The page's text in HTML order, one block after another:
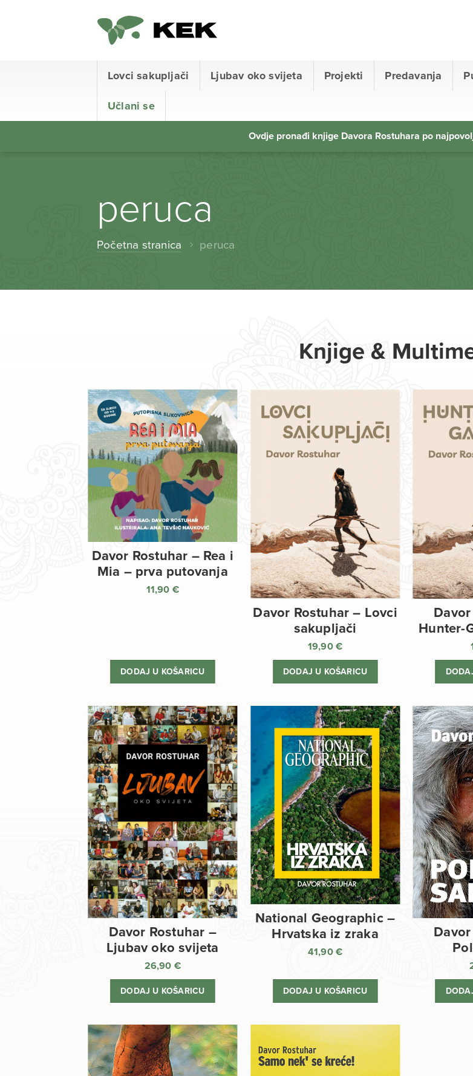
Lovci sakupljači Ljubav oko svijeta Projekti Predavanja
Učlani se
Ovdje pronađi knjige Davora Rostuhara po
peruca
Početna stranica peruca
Knjige &
Davor Rostuhar – Rea i
Mia – prva putovanja
11,90 €
DODAJ U KOŠARICU
Davor Rostuhar – Lovci
sakupljači
19,90€
DODAJ U KOŠARICU
Hunter-
Davor Rostuhar –
Ljubav oko svijeta
26,90 €
DODAJ U KOŠARICU
National Geographic –
Hrvatska iz zraka
41,90€
DODAJ U KOŠARICU